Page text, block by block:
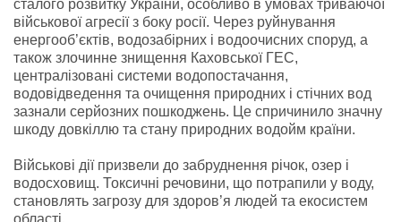
сталого розвитку України, особливо в умовах триваючої
військової агресії з боку росії. Через руйнування
енергооб’єктів, водозабірних і водоочисних споруд, а
також злочинне знищення Каховської ГЕС,
централізовані системи водопостачання,
водовідведення та очищення природних і стічних вод
зазнали серйозних пошкоджень. Це спричинило значну
шкоду довкіллю та стану природних водойм країни.
Військові дії призвели до забруднення річок, озер і
водосховищ. Токсичні речовини, що потрапили у воду,
становлять загрозу для здоров’я людей та екосистем